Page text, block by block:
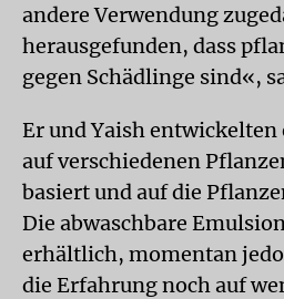
andere Verwendung
herausgefunden, dass
gegen Schädlinge sind«,
Er und Yaish entwickelten
auf verschiedenen
basiert und auf die
Die abwaschbare
erhältlich, momentan
die Erfahrung noch auf